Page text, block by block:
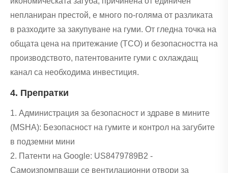
непланиран престой, е много по-голяма от разликата
в разходите за закупуване на гуми. От гледна точка на
общата цена на притежание (TCO) и безопасността на
производството, патентованите гуми с охлаждащ
канал са необходима инвестиция.
4. Препратки
1. Администрация за безопасност и здраве в мините
(MSHA): Безопасност на гумите и контрол на загубите
в подземни мини
2. Патенти на Google: US8479789B2 -
Самоизпомпващи се вентилационни отвори за